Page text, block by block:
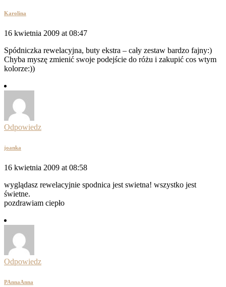
Karolina
16 kwietnia 2009 at 08:47
Spódniczka rewelacyjna, buty ekstra – cały zestaw bardzo fajny:)
Chyba myszę zmienić swoje podejście do różu i zakupić cos wtym
kolorze:))
Odpowiedz
joanka
16 kwietnia 2009 at 08:58
wyglądasz rewelacyjnie spodnica jest swietna! wszystko jest
świetne.
pozdrawiam ciepło
Odpowiedz
PAnnaAnna